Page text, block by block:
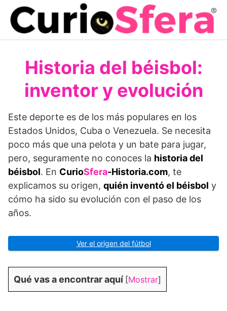
Saltar
contenido
Historia del béisbol:
inventor y evolución
Este deporte es de los más populares en los
Estados Unidos, Cuba o Venezuela. Se necesita
poco más que una pelota y un bate para jugar,
pero, seguramente no conoces la historia del
béisbol. En CurioSfera-Historia.com, te
explicamos su origen, quién inventó el béisbol y
cómo ha sido su evolución con el paso de los
años.
Ver el origen del fútbol
Qué vas a encontrar aquí [Mostrar]